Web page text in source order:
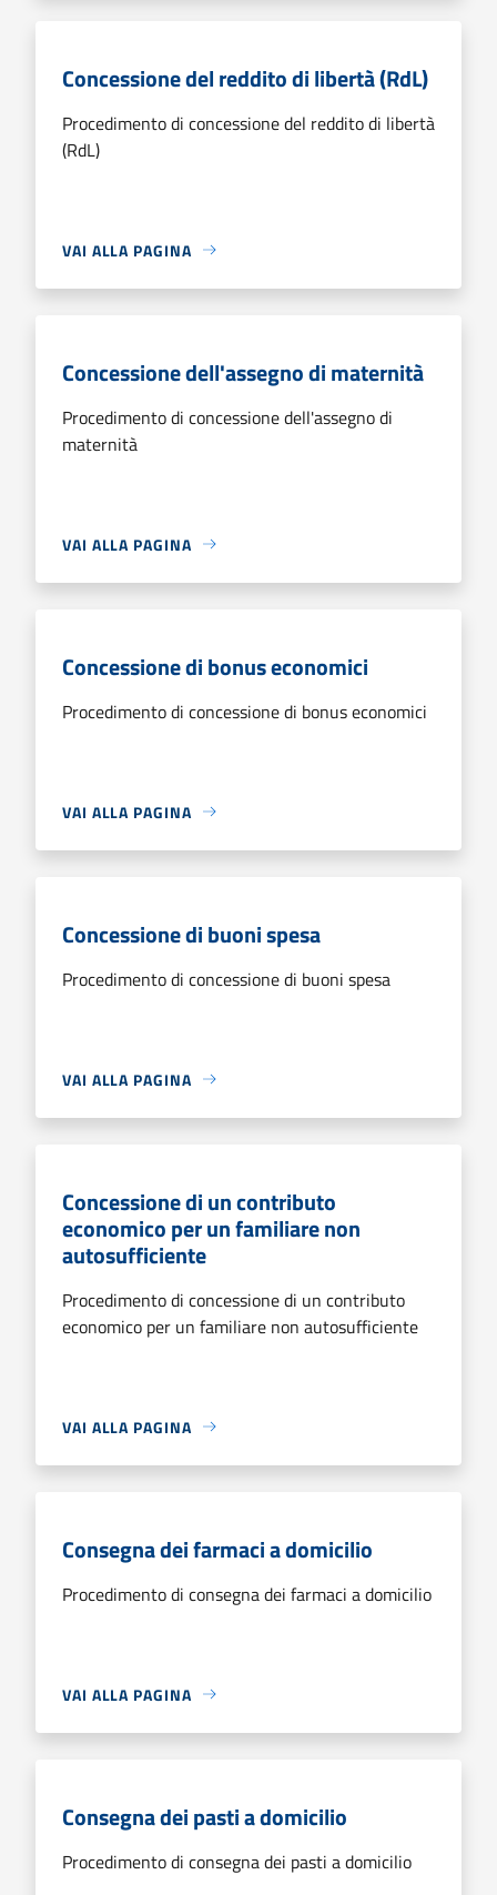
Concessione del reddito di libertà (RdL)
Procedimento di concessione del reddito di libertà
(RdL)
VAI ALLA PAGINA
Concessione dell'assegno di maternità
Procedimento di concessione dell'assegno di
maternità
VAI ALLA PAGINA
Concessione di bonus economici
Procedimento di concessione di bonus economici
VAI ALLA PAGINA
Concessione di buoni spesa
Procedimento di concessione di buoni spesa
VAI ALLA PAGINA
Concessione di un contributo
economico per un familiare non
autosufficiente
Procedimento di concessione di un contributo
economico per un familiare non autosufficiente
VAI ALLA PAGINA
Consegna dei farmaci a domicilio
Procedimento di consegna dei farmaci a domicilio
VAI ALLA PAGINA
Consegna dei pasti a domicilio
Procedimento di consegna dei pasti a domicilio